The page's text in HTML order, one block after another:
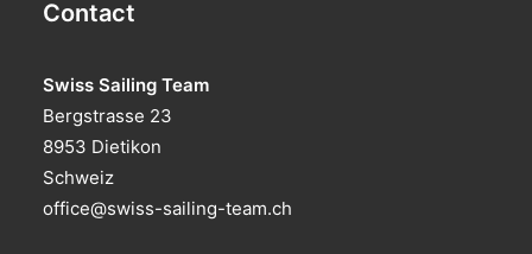
Contact
Swiss Sailing Team
Bergstrasse 23
8953 Dietikon
Schweiz
office@swiss-sailing-team.ch